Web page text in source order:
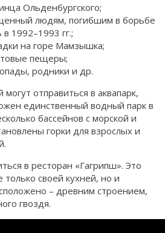
Ольденбургского;
людям, погибшим в борьбе
1992–1993 гг.;
на горе Мамзышка;
пещеры;
родники и др.
отправиться в аквапарк,
единственный водный парк в
бассейнов с морской и
горки для взрослых и
в ресторан «Гагрипш». Это
своей кухней, но и
– древним строением,
гвоздя.